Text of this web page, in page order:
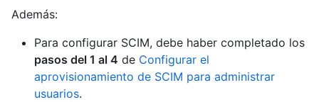
Además:
Para configurar SCIM, debe haber completado los
pasos del 1 al 4 de Configurar el
aprovisionamiento de SCIM para administrar
usuarios.